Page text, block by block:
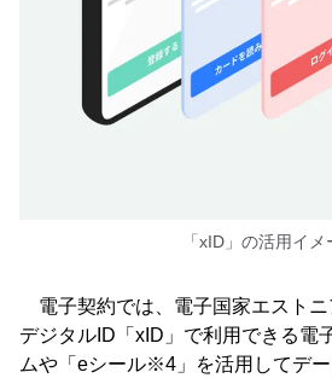
「xID」の活用イメ
電子契約では、電子国家エストニ
デジタルID「xID」で利用できる電
ムや「eシール※4」を活用してデ